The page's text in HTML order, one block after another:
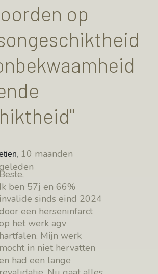
op
, 10 maanden
Beste,
Ik ben 57j en 66%
invalide sinds eind 2024
een herseninfarct
het werk agv
hartfalen. Mijn werk
mocht in niet hervatten
had een lange